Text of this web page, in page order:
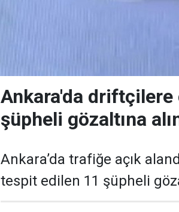
Ankara'da driftçilere
şüpheli gözaltına
Ankara’da trafiğe açık
tespit edilen 11 şüpheli